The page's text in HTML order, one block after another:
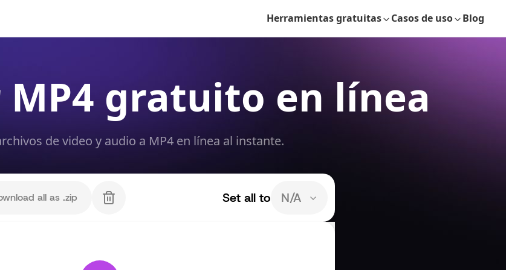
Herramientas gratuitas Casos de uso Blog
gratuito en línea
de video y audio a MP4 en línea al instante.